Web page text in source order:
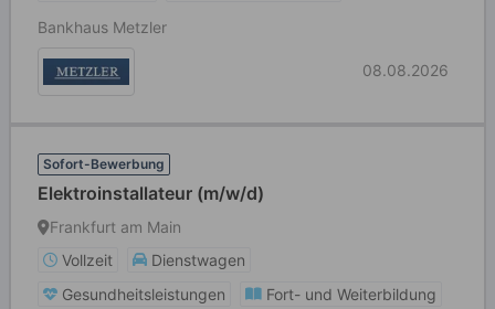
Bankhaus Metzler
08.08.2026
Sofort-Bewerbung
Elektroinstallateur (m/w/d)
Frankfurt am Main
Vollzeit
Dienstwagen
Gesundheitsleistungen
Fort- und Weiterbildung